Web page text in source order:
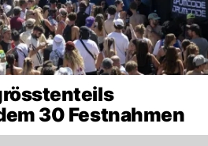
30 Festnahmen